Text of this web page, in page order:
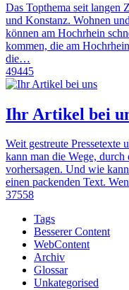
Das Topthema seit langen
und Konstanz. Wohnen
können am Hochrhein
kommen, die am
die…
49445
Ihr Artikel bei
Weit gestreute
kann man die Wege,
vorhersagen. Und wie
einen packenden Text.
37558
Tags
Besserer Content
WebContent
Archiv
Glossar
Unkategorised